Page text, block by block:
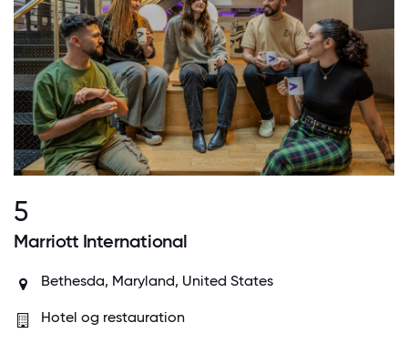
5
Marriott International
Bethesda, Maryland, United States
Hotel og restauration